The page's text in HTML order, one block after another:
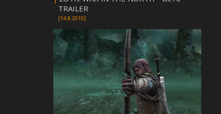
TRAILER
[14.8.2010]